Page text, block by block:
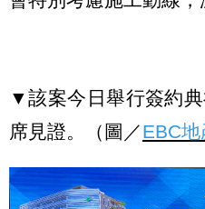
▼該案今日舉行簽約
席見證。（圖／EBC地